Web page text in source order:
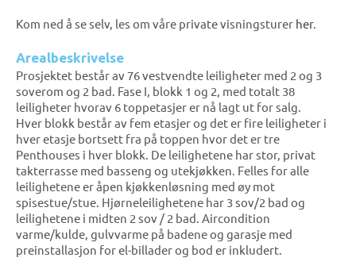
Kom ned å se selv, les om våre private visningsturer her.
Arealbeskrivelse
Prosjektet består av 76 vestvendte leiligheter med 2 og 3
soverom og 2 bad. Fase I, blokk 1 og 2, med totalt 38
leiligheter hvorav 6 toppetasjer er nå lagt ut for salg.
Hver blokk består av fem etasjer og det er fire leiligheter i
hver etasje bortsett fra på toppen hvor det er tre
Penthouses i hver blokk. De leilighetene har stor, privat
takterrasse med basseng og utekjøkken. Felles for alle
leilighetene er åpen kjøkkenløsning med øy mot
spisestue/stue. Hjørneleilighetene har 3 sov/2 bad og
leilighetene i midten 2 sov / 2 bad. Aircondition
varme/kulde, gulvvarme på badene og garasje med
preinstallasjon for el-billader og bod er inkludert.